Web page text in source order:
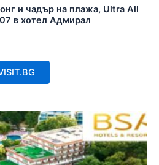
и чадър на плажа, Ultra All
в хотел Адмирал